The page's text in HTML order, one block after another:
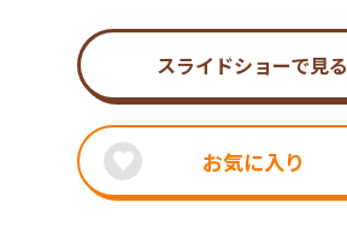
スライドショーで見る
お気に入り